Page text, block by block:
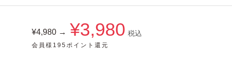
¥4,980 → ¥3,980 税込
会員様195ポイント還元